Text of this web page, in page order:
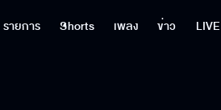
รายการ Shorts เพลง ข่าว LIVE